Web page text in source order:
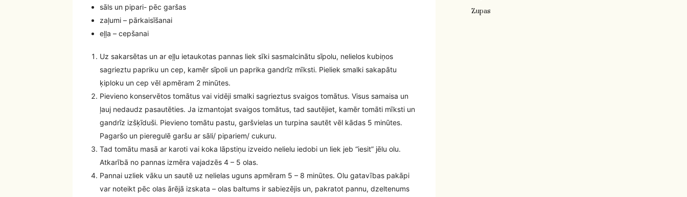
sāls un pipari- pēc garšas
zaļumi – pārkaisīšanai
eļļa – cepšanai
Uz sakarsētas un ar eļļu ietaukotas pannas liek sīki sasmalcinātu sīpolu, nelielos kubiņos
sagrieztu papriku un cep, kamēr sīpoli un paprika gandrīz mīksti. Pieliek smalki sakapātu
ķiploku un cep vēl apmēram 2 minūtes.
Pievieno konservētos tomātus vai vidēji smalki sagrieztus svaigos tomātus. Visus samaisa un
ļauj nedaudz pasautēties. Ja izmantojat svaigos tomātus, tad sautējiet, kamēr tomāti mīksti un
gandrīz izšķīduši. Pievieno tomātu pastu, garšvielas un turpina sautēt vēl kādas 5 minūtes.
Pagaršo un pieregulē garšu ar sāli/ pipariem/ cukuru.
Tad tomātu masā ar karoti vai koka lāpstiņu izveido nelielu iedobi un liek jeb “iesit” jēlu olu.
Atkarībā no pannas izmēra vajadzēs 4 – 5 olas.
Pannai uzliek vāku un sautē uz nelielas uguns apmēram 5 – 8 minūtes. Olu gatavības pakāpi
var noteikt pēc olas ārējā izskata – olas baltums ir sabiezējis un, pakratot pannu, dzeltenums
Zupas